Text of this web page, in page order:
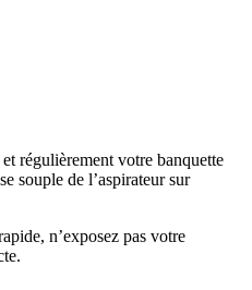
régulièrement votre banquette
souple de l’aspirateur sur
n’exposez pas votre